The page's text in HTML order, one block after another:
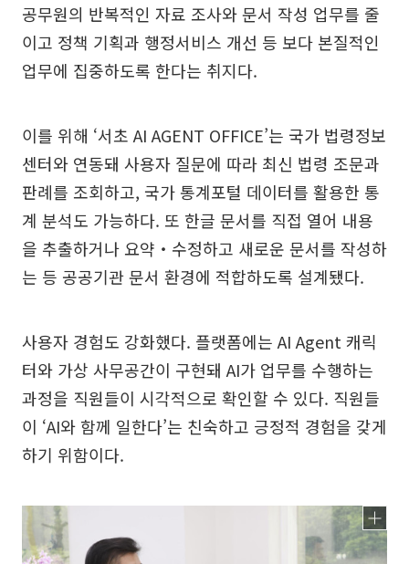
공무원의 반복적인 자료 조사와 문서 작성 업무를 줄
이고 정책 기획과 행정서비스 개선 등 보다 본질적인
업무에 집중하도록 한다는 취지다.
이를 위해 ‘서초 AI AGENT OFFICE’는 국가 법령정보
센터와 연동돼 사용자 질문에 따라 최신 법령 조문과
판례를 조회하고, 국가 통계포털 데이터를 활용한 통
계 분석도 가능하다. 또 한글 문서를 직접 열어 내용
을 추출하거나 요약‧수정하고 새로운 문서를 작성하
는 등 공공기관 문서 환경에 적합하도록 설계됐다.
사용자 경험도 강화했다. 플랫폼에는 AI Agent 캐릭
터와 가상 사무공간이 구현돼 AI가 업무를 수행하는
과정을 직원들이 시각적으로 확인할 수 있다. 직원들
이 ‘AI와 함께 일한다’는 친숙하고 긍정적 경험을 갖게
하기 위함이다.